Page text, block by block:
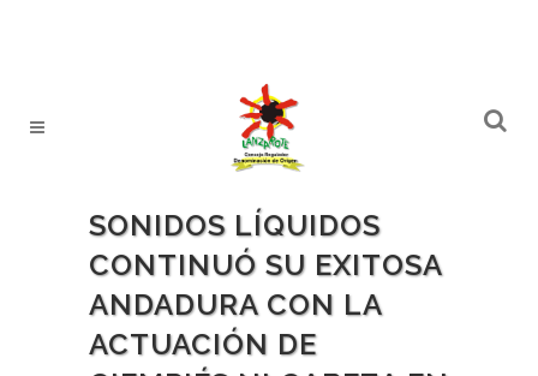
SONIDOS LÍQUIDOS
CONTINUÓ SU EXITOSA
ANDADURA CON LA
ACTUACIÓN DE